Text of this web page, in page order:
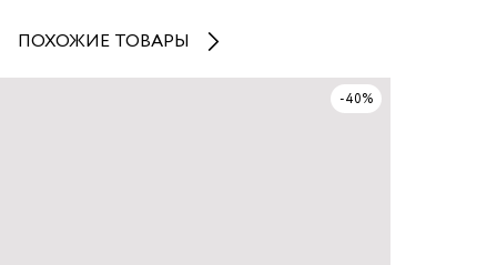
ПОХОЖИЕ ТОВАРЫ
-40%